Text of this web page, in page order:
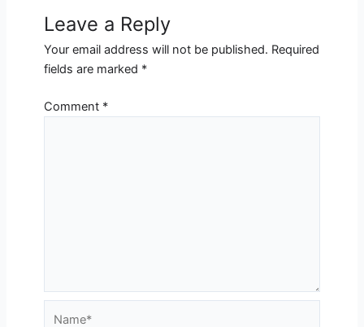
Leave a Reply
Your email address will not be published. Required
fields are marked *
Comment *